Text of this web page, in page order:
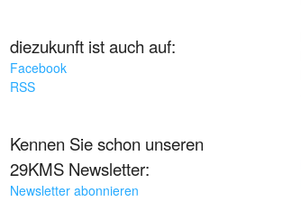
diezukunft ist auch auf:
Facebook
RSS
Kennen Sie schon unseren
29KMS Newsletter:
Newsletter abonnieren